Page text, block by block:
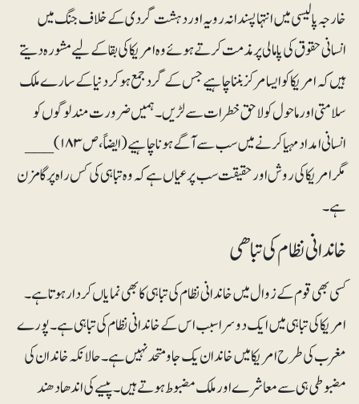
خارجہ پالیسی میں انتہاپسندانہ رویہ اور دہشت گردی کے خلاف جنگ میں
انسانی حقوق کی پامالی پر مذمت کرتے ہوئے وہ امریکا کی بقا کے لیے مشورہ دیتے
ہیں کہ امریکا کو ایسا مرکز بننا چاہیے جس کے گرد جمع ہوکر دنیا کے سارے ملک
سلامتی اور ماحول کو لاحق خطرات سے لڑیں۔ ہمیں ضرورت مند لوگوں کو
انسانی امداد مہیا کرنے میں سب سے آگے ہونا چاہیے (ایضاً، ص ۱۸۳)___
مگر امریکا کی روش اور حقیقت سب پر عیاں ہے کہ وہ تباہی کی کس راہ پر گامزن
ہے۔
خاندانی نظام کی تباھی
کسی بھی قوم کے زوال میں خاندانی نظام کی تباہی کا بھی نمایاں کردار ہوتا ہے۔
امریکا کی تباہی میں ایک دوسرا سبب اس کے خاندانی نظام کی تباہی ہے۔ پورے
مغرب کی طرح امریکا میں خاندان یک جا و متحد نہیں ہے۔ حالانکہ خاندان کی
مضبوطی ہی سے معاشرے اور ملک مضبوط ہوتے ہیں۔ پیسے کی اندھا دھند